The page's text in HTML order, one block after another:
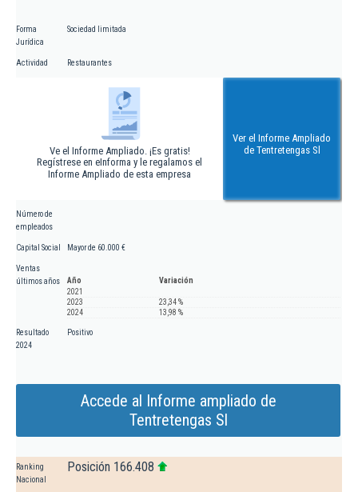
Forma
Jurídica
Sociedad limitada
Actividad Restaurantes
Ve el Informe Ampliado. ¡Es gratis!
Regístrese en eInforma y le regalamos el
Informe Ampliado de esta empresa
Ver el Informe Ampliado
de Tentretengas Sl
Número de
empleados
Capital Social Mayor de 60.000 €
Ventas
últimos años
Año
Variación
2021
2023
23,34 %
2024
13,98 %
Resultado
2024
Positivo
Accede al Informe ampliado de
Tentretengas Sl
Ranking
Nacional
Posición 166.408